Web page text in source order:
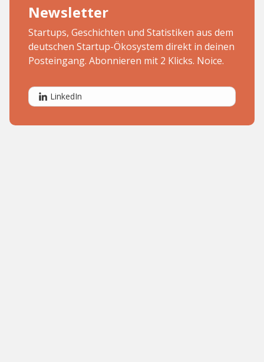
Newsletter
Startups, Geschichten und Statistiken aus dem
deutschen Startup-Ökosystem direkt in deinen
Posteingang. Abonnieren mit 2 Klicks. Noice.
LinkedIn